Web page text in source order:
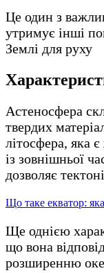
Це один з
утримує інші
Землі для руху
Астеносфера
твердих
літосфера, яка
із зовнішньої
дозволяє
Що таке екватор: яка
Ще однією
що вона
розширенню